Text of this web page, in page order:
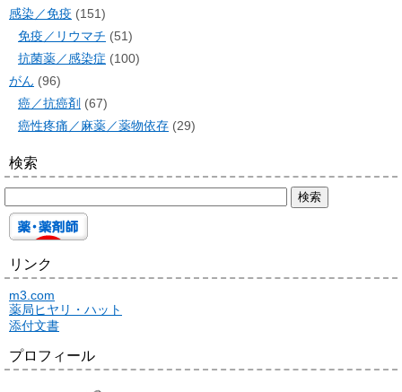
感染／免疫 (151)
免疫／リウマチ (51)
抗菌薬／感染症 (100)
がん (96)
癌／抗癌剤 (67)
癌性疼痛／麻薬／薬物依存 (29)
検索
リンク
m3.com
薬局ヒヤリ・ハット
添付文書
プロフィール